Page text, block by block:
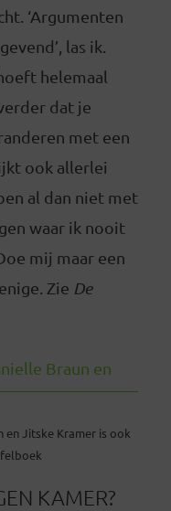
‘Argumenten
las ik.
helemaal
dat je
met een
ook allerlei
al dan niet met
waar ik nooit
mij maar een
Zie De
en Jitske Kramer is ook
KAMER?